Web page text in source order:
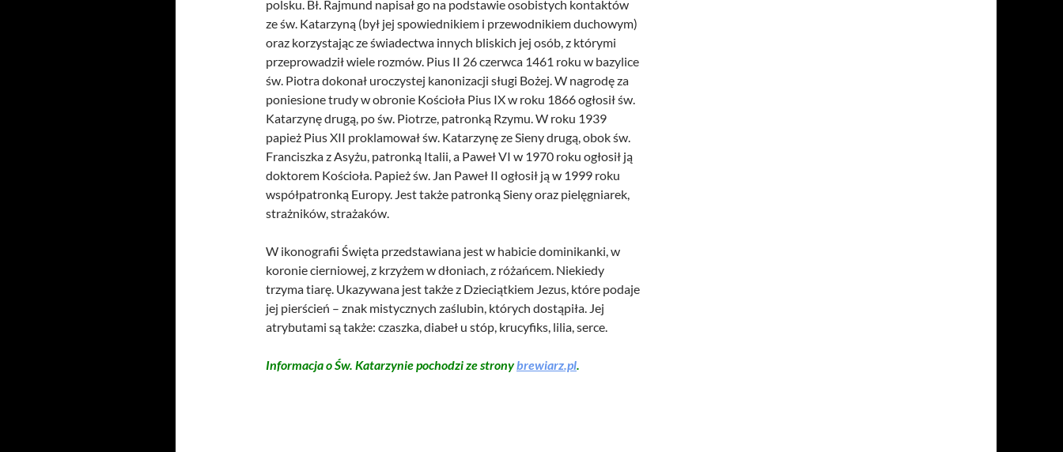
polsku. Bł. Rajmund napisał go na podstawie osobistych kontaktów
ze św. Katarzyną (był jej spowiednikiem i przewodnikiem duchowym)
oraz korzystając ze świadectwa innych bliskich jej osób, z którymi
przeprowadził wiele rozmów. Pius II 26 czerwca 1461 roku w bazylice
św. Piotra dokonał uroczystej kanonizacji sługi Bożej. W nagrodę za
poniesione trudy w obronie Kościoła Pius IX w roku 1866 ogłosił św.
Katarzynę drugą, po św. Piotrze, patronką Rzymu. W roku 1939
papież Pius XII proklamował św. Katarzynę ze Sieny drugą, obok św.
Franciszka z Asyżu, patronką Italii, a Paweł VI w 1970 roku ogłosił ją
doktorem Kościoła. Papież św. Jan Paweł II ogłosił ją w 1999 roku
współpatronką Europy. Jest także patronką Sieny oraz pielęgniarek,
strażników, strażaków.
W ikonografii Święta przedstawiana jest w habicie dominikanki, w
koronie cierniowej, z krzyżem w dłoniach, z różańcem. Niekiedy
trzyma tiarę. Ukazywana jest także z Dzieciątkiem Jezus, które podaje
jej pierścień – znak mistycznych zaślubin, których dostąpiła. Jej
atrybutami są także: czaszka, diabeł u stóp, krucyfiks, lilia, serce.
Informacja o Św. Katarzynie pochodzi ze stronybrewiarz.pl.